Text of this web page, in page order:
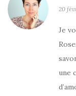
20
Je
une